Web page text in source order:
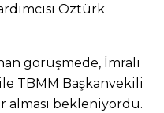
Öztürk
görüşmede, İmralı
TBMM Başkanvekili
alması bekleniyordu.